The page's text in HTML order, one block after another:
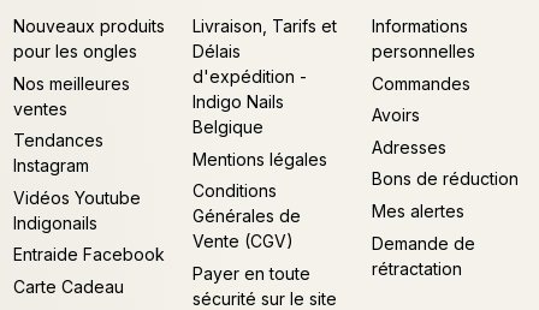
Nouveaux produits
pour les ongles
Nos meilleures
ventes
Tendances
Instagram
Vidéos Youtube
Indigonails
Entraide Facebook
Carte Cadeau
Livraison, Tarifs et
Délais
d'expédition -
Indigo Nails
Belgique
Mentions légales
Conditions
Générales de
Vente (CGV)
Payer en toute
sécurité sur le site
Informations
personnelles
Commandes
Avoirs
Adresses
Bons de réduction
Mes alertes
Demande de
rétractation